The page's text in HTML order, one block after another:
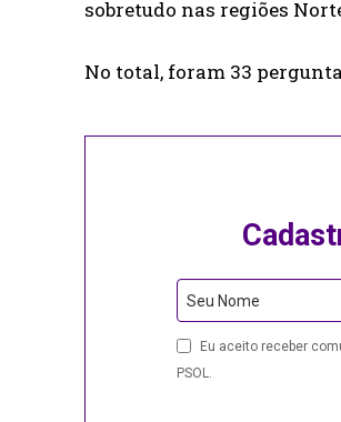
sobretudo nas regiões
No total, foram 33
Email
Seu Nome
Eu aceito receber
PSOL.